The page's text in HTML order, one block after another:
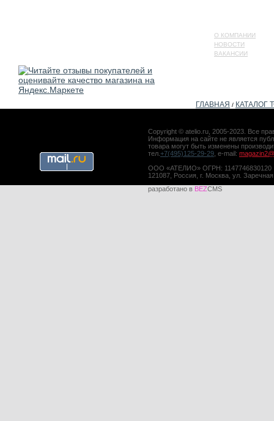
О КОМПАНИИ
НОВОСТИ
ВАКАНСИИ
ГЛАВНАЯ / КАТАЛОГ
Copyright © atelio.ru, 2005-2023. Все
Информация на сайте не является
товара могут быть изменены
тел. +7(495)125-29-29 , e-mail:
ООО «АТЕЛИО» ОГРН: 1147746830120
121087, Россия, г. Москва, ул.
разработано в BEZCMS